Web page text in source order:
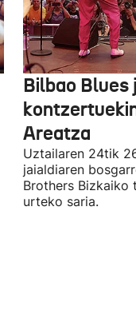
Bilbao Blues
Areatza
Uztailaren 24tik
jaialdiaren
Brothers Bizkaiko
urteko saria.